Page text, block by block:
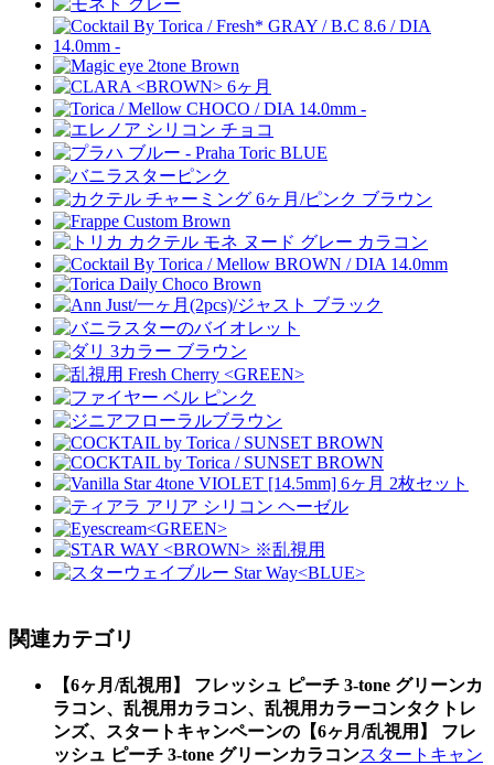
関連カテゴリ
【6ヶ月/乱視用】 フレッシュ ピーチ 3-tone グリーンカ
ラコン、乱視用カラコン、乱視用カラーコンタクトレ
ンズ、スタートキャンペーンの【6ヶ月/乱視用】 フレ
ッシュ ピーチ 3-tone グリーンカラコンスタートキャン